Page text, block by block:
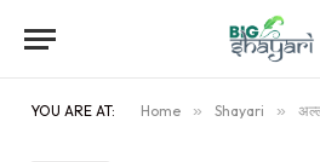
YOU ARE AT: Home » Shayari »